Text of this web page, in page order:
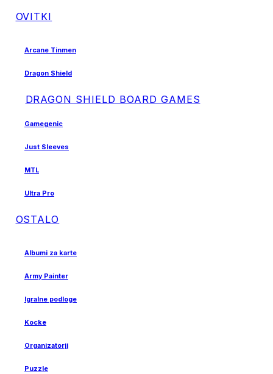
OVITKI
Arcane Tinmen
Dragon Shield
DRAGON SHIELD BOARD GAMES
Gamegenic
Just Sleeves
MTL
Ultra Pro
OSTALO
Albumi za karte
Army Painter
Igralne podloge
Kocke
Organizatorji
Puzzle